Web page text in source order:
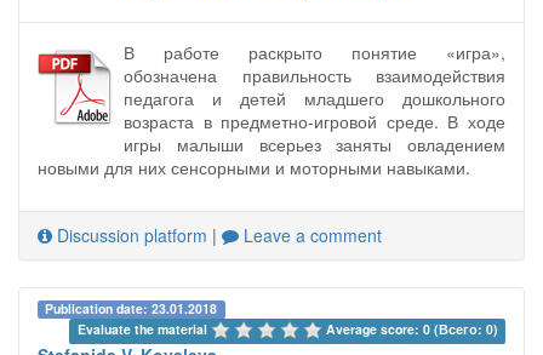
В работе раскрыто понятие «игра»,
обозначена правильность взаимодействия
педагога и детей младшего дошкольного
возраста в предметно-игровой среде. В ходе
игры малыши всерьез заняты овладением
новыми для них сенсорными и моторными навыками.
Discussion platform | Leave a comment
Publication date: 23.01.2018
Evaluate the material
Average score: 0 (Всего: 0)